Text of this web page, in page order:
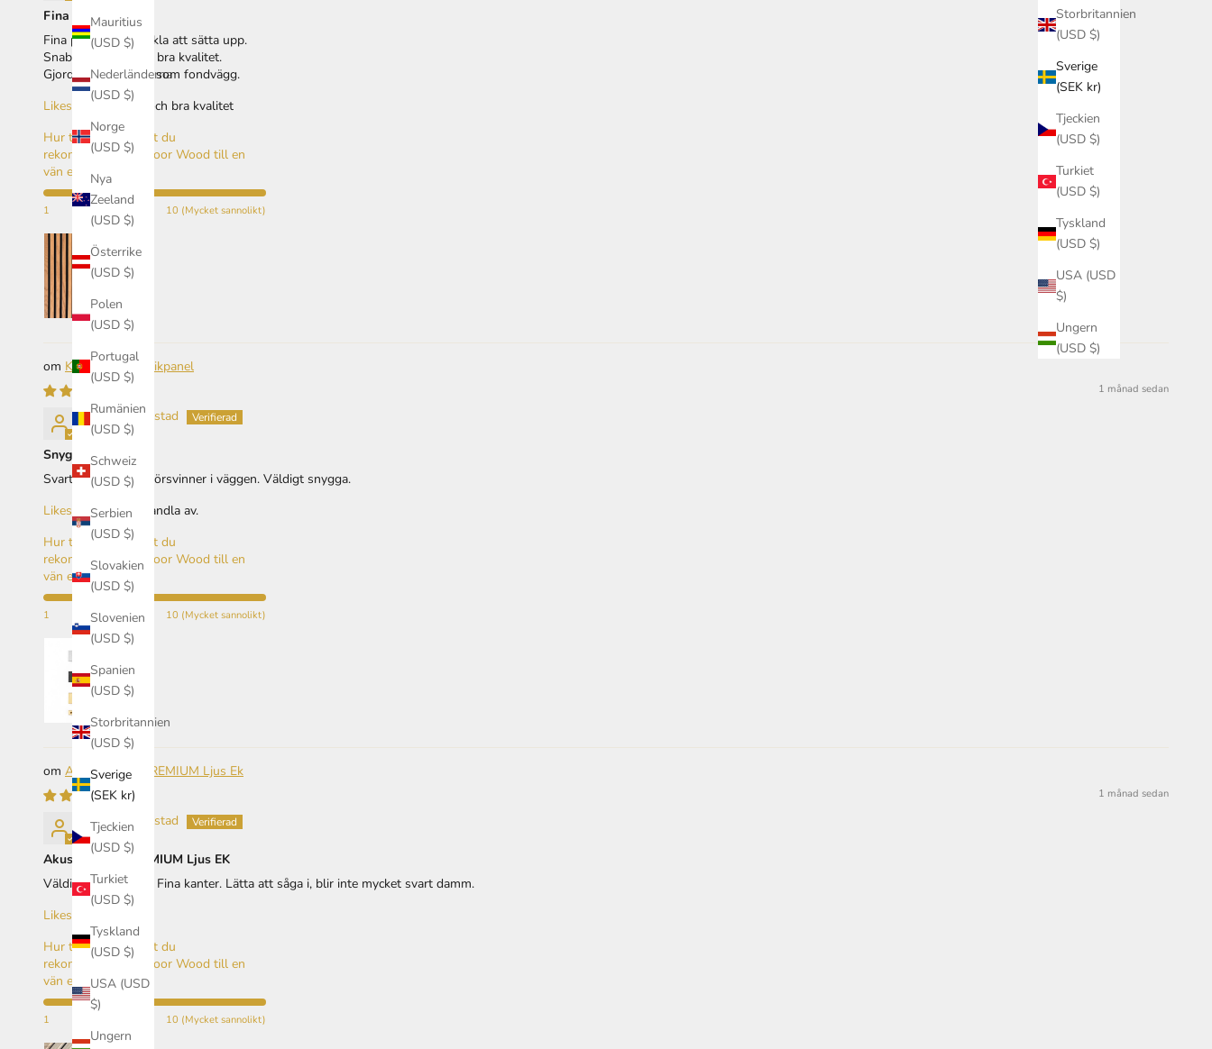
Storbritannien
(USD $)
Sverige
(SEK kr)
Tjeckien
(USD $)
Turkiet
(USD $)
Tyskland
(USD $)
USA (USD
$)
Ungern
(USD $)
Mauritius
(USD $)
Nederländerna
(USD $)
Norge
(USD $)
Nya
Zeeland
(USD $)
Österrike
(USD $)
Polen
(USD $)
Portugal
(USD $)
Rumänien
(USD $)
Schweiz
(USD $)
Serbien
(USD $)
Slovakien
(USD $)
Slovenien
(USD $)
Spanien
(USD $)
Storbritannien
(USD $)
Sverige
(SEK kr)
Tjeckien
(USD $)
Turkiet
(USD $)
Tyskland
(USD $)
USA (USD
$)
Ungern
Fina paneler
Fina paneler och enkla att sätta upp.
Snabb leverans och bra kvalitet.
Gjorde ett stort lyft som fondvägg.
Likes:
Gick snabbt och bra kvalitet
Hur troligt är det att du
rekommenderar Indoor Wood till en
vän eller kollega? :
1 10 (Mycket sannolikt)
Krokar till akustikpanel
1 månad sedan
Thomas Liljestad
Snygga diskreta
Svarta krokar som försvinner i väggen. Väldigt snygga.
Likes:
Trevligt att handla av.
Hur troligt är det att du
rekommenderar Indoor Wood till en
vän eller kollega? :
1 10 (Mycket sannolikt)
Akustikpanel PREMIUM Ljus Ek
1 månad sedan
Thomas Liljestad
Akustikpanel PREMIUM Ljus EK
Väldigt bra paneler. Fina kanter. Lätta att såga i, blir inte mycket svart damm.
Likes:
Hur troligt är det att du
rekommenderar Indoor Wood till en
vän eller kollega? :
1 10 (Mycket sannolikt)